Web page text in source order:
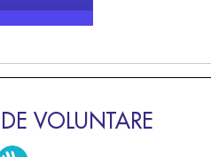
VOLUNTARE